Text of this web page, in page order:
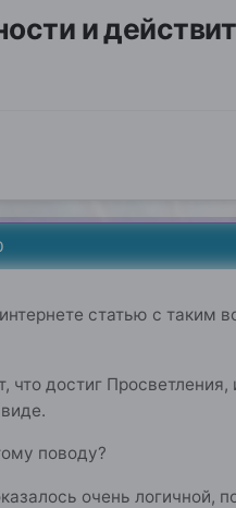
и
статью с
что достиг
поводу?
очень логичной,